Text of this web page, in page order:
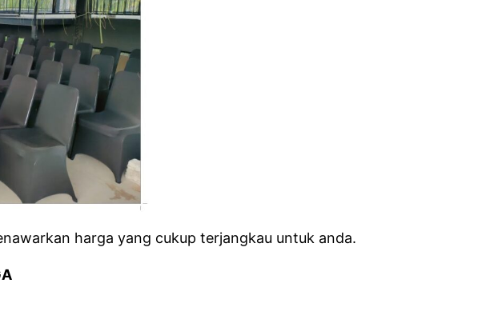
harga yang cukup terjangkau untuk anda.